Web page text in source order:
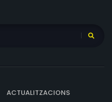
ACTUALITZACIONS